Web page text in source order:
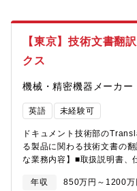
【東京】技術文書翻
クス
機械・精密機器メーカー
英語 未経験可
ドキュメント技術部の
る製品に関わる技術文書の
な業務内容】■取扱説明書、
管理、サプライヤ対応【募
年収 850万円～1200万